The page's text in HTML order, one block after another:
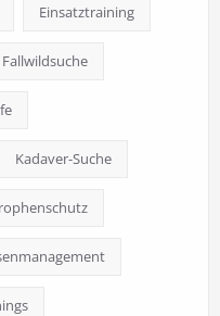
Einsatztraining
Fallwildsuche
Kadaver-Suche